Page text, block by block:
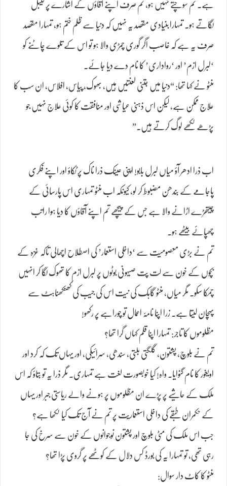
ہے۔ تم سوچتے نہیں ہو، تم صرف اپنے آقاؤں کے اشارے پر لیبل
لگاتے ہو۔ تمہارا بنیادی مقصد یہ نہیں کہ دنیا سے ظلم ختم ہو، تمہارا مقصد
صرف یہ ہے کہ غاصب اگر گوری چمڑی والا ہو تو اس کے تلوے چاٹنے کو
‘لبرل ازم’ اور ‘رواداری’ کا نام دے دیا جائے۔
منٹو نے کہا تھا: “دنیا میں جتنی لعنتیں ہیں، بھوک، پیاس، افلاس، ان سب کا
علاج ممکن ہے، لیکن اس ذہنی عیاشی اور منافقت کا کوئی علاج نہیں جو
پڑھے لکھے لوگ کرتے ہیں۔”
اب ذرا ادھر آؤ میاں لبرل بابو! اپنی عینک ذرا ناک پر ٹکاؤ اور اپنے فکری
پاجامے کے بندھن مضبوط کر لو، کیونکہ اب منٹو تمہاری اس پارسائی کے
چیتھڑے اڑانے والا ہے جس کے پیچھے تم اپنے آقاؤں کا دیا ہوا راتب
چھپائے بیٹھے ہو۔
تم نے بڑی معصومیت سے ‘داخلی استعمار’ کی اصطلاح اچھالی تاکہ غزہ کے
بچوں کے خون سے لت پت صیہونی بوٹوں پر لبرل ازم کا تھوک لگا کر انہیں
چمکا سکو۔ مگر میاں، منٹو گاہک کی نیت اس کی جیب کی کھنکھناہٹ سے
پہچان لیتا ہے۔ زرا اپنا نامۂ اعمال تو چوراہے پر رکھو!
مظلوموں کا تاجر: تمہارا اپنا قلم کہاں گرا تھا؟
تم نے بلوچ، پشتون، گلگتی بلتی، سندھی، سرائیکی، اور یہاں تک کہ کرد اور
اویغور کا نام گنوایا۔ واہ! کیا خوبصورت لغت ہے تمہاری۔ مگر ذرا یہ تو بتاؤ کہ اس
ملک کے حاشیے پر پڑے ان مظلوموں پر ہونے والے ریاستی جبر اور یہاں
کے حکمران طبقے کی داخلی استعماریت پر تم نے آج تک کیا لکھا ہے؟
جب اس ملک کی مٹی بلوچ اور پشتون نوجوانوں کے خون سے سرخ کی جا
رہی تھی، تو تمہارا یہ کی بورڈ کس دلال کے کوٹھے پر گروی پڑا تھا؟
منٹو کا کاٹ دار سوال: